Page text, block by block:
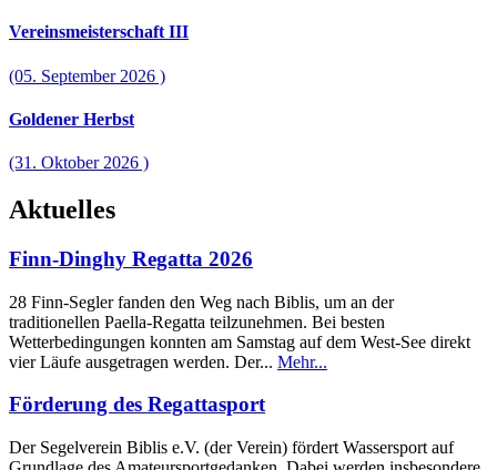
Vereinsmeisterschaft III
(05. September 2026 )
Goldener Herbst
(31. Oktober 2026 )
Aktuelles
Finn-Dinghy Regatta 2026
28 Finn-Segler fanden den Weg nach Biblis, um an der
traditionellen Paella-Regatta teilzunehmen. Bei besten
Wetterbedingungen konnten am Samstag auf dem West-See direkt
vier Läufe ausgetragen werden. Der... Mehr...
Förderung des Regattasport
Der Segelverein Biblis e.V. (der Verein) fördert Wassersport auf